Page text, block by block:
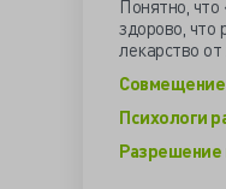
Понятно,
здорово, что
лекарство
Совмещение
Психологи
Разрешение